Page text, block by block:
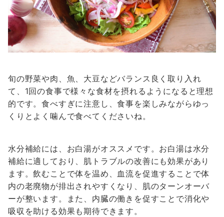
旬の野菜や肉、魚、大豆などバランス良く取り入れ
て、1回の食事で様々な食材を摂れるようになると理想
的です。食べすぎに注意し、食事を楽しみながらゆっ
くりとよく噛んで食べてくださいね。
水分補給には、お白湯がオススメです。お白湯は水分
補給に適しており、肌トラブルの改善にも効果があり
ます。飲むことで体を温め、血流を促進することで体
内の老廃物が排出されやすくなり、肌のターンオーバ
ーが整います。また、内臓の働きを促すことで消化や
吸収を助ける効果も期待できます。